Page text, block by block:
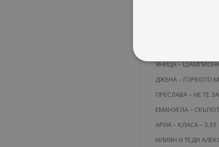
ЯНИЦА –
ДЖЕНА – ГОРКОТО
ПРЕСЛАВА – НЕ ТЕ
ЕМАНУЕЛА –
АРИА – КЛАСА – 3.33
ИЛИЯН И ТЕДИ